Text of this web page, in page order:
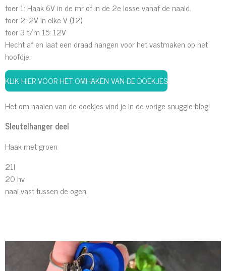
toer 1: Haak 6V in de mr of in de 2e losse vanaf de naald.
toer 2: 2V in elke V (12)
toer 3 t/m 15: 12V
Hecht af en laat een draad hangen voor het vastmaken op het
hoofdje.
KLIK HIER VOOR HET OMHAKEN VAN DE DOEKJES
Het om naaien van de doekjes vind je in de vorige snuggle blog!
Sleutelhanger deel
Haak met groen
21l
20 hv
naai vast tussen de ogen